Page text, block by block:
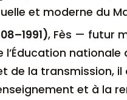
et moderne du
, Fès — futur
nationale
de la transmission,
et à la